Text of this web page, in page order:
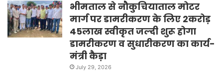
भीमताल से नौकुचियाताल मोटर
मार्ग पर डामरीकरण के लिए 2करोड़
45लाख स्वीकृत जल्दी शुरू होगा
डामरीकरण व सुधारीकरण का कार्य-
मंत्री कैड़ा
July 29, 2026